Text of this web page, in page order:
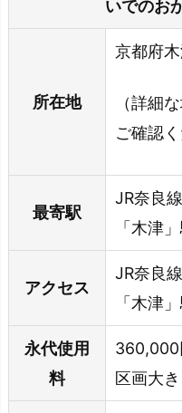
いでのお
所在地
京都府
（詳細
ご確認く
最寄駅
JR奈良
「木津
アクセス
JR奈良
「木津
永代使用
料
360,000
区画大